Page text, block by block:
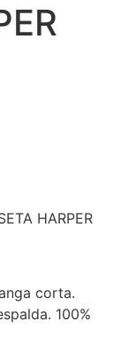
HARPER
corta.
100%